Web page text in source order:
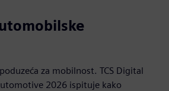
za mobilnost. TCS Digital
2026 ispituje kako